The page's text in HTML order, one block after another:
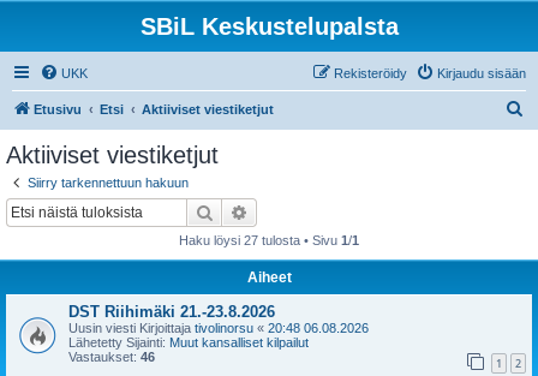
SBiL Keskustelupalsta
UKK Kirjaudu sisään
Rekisteröidy
Etusivu Etsi Aktiiviset viestiketjut
Aktiiviset viestiketjut
Siirry tarkennettuun hakuun
Etsi
Haku löysi 27 tulosta • Sivu 1/1
Aiheet
DST Riihimäki 21.-23.8.2026
Uusin viesti Kirjoittaja tivolinorsu « 20:48 06.08.2026
Lähetetty Sijainti: Muut kansalliset kilpailut
Vastaukset: 46 1 2